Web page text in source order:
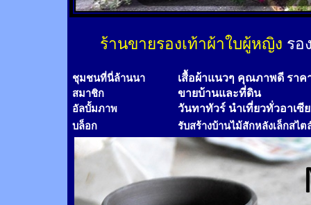
ร้านขายรองเท้าผ้าใบผู้หญิง รอ
ชุมชนที่นี่ล้านนา เสื้อผ้าแนวๆ คุณภาพดี ราค
สมาชิก ขายบ้านและที่ดิน
อัลบั้มภาพ วันทาทัวร์ นำเที่ยวทั่วอาเซี
บล็อก รับสร้างบ้านไม้สักหลังเล็กสไต